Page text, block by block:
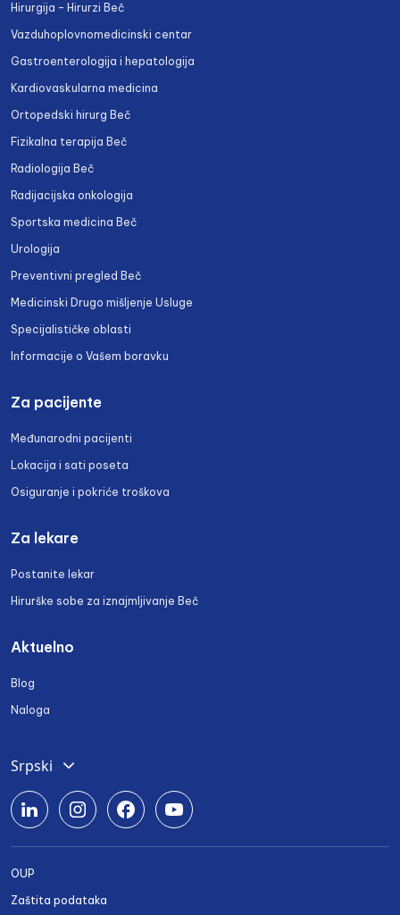
Hirurgija – Hirurzi Beč
Vazduhoplovnomedicinski centar
Gastroenterologija i hepatologija
Kardiovaskularna medicina
Ortopedski hirurg Beč
Fizikalna terapija Beč
Radiologija Beč
Radijacijska onkologija
Sportska medicina Beč
Urologija
Preventivni pregled Beč
Medicinski Drugo mišljenje Usluge
Specijalističke oblasti
Informacije o Vašem boravku
Za pacijente
Međunarodni pacijenti
Lokacija i sati poseta
Osiguranje i pokriće troškova
Za lekare
Postanite lekar
Hirurške sobe za iznajmljivanje Beč
Aktuelno
Blog
Naloga
Srpski
Deutsch
English
Română
Български
OUP
Zaštita podataka